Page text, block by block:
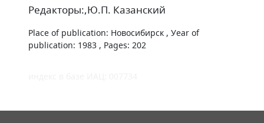
Редакторы:,Ю.П. Казанский
Place of publication: Новосибирск , Уear of
publication: 1983 , Pages: 202